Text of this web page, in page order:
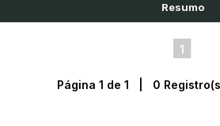
Resumo
1
Página 1 de 1 | 0